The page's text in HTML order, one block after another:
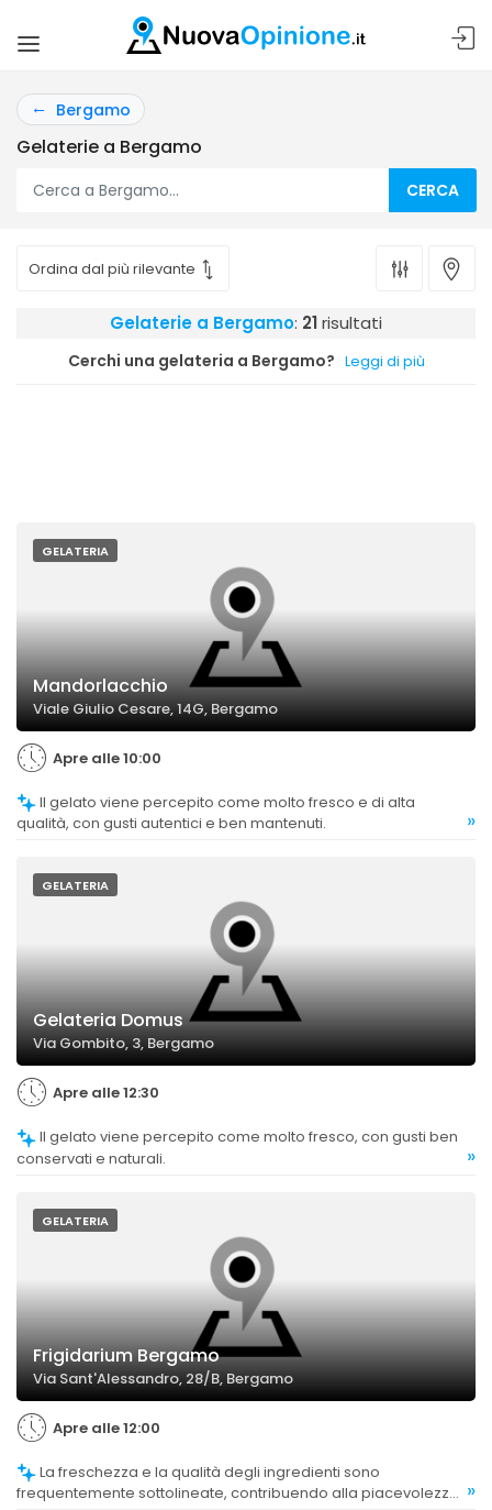
Bergamo
Gelaterie a Bergamo
CERCA
Gelaterie a Bergamo: 21risultati
Cerchi una gelateria a Bergamo? Leggi di più
GELATERIA
Mandorlacchio
Viale Giulio Cesare, 14G, Bergamo
Apre alle 10:00
qualità, con gusti autentici e ben mantenuti.
»
GELATERIA
Gelateria Domus
Via Gombito, 3, Bergamo
Apre alle 12:30
conservati e naturali.
»
GELATERIA
Frigidarium Bergamo
Via Sant'Alessandro, 28/B, Bergamo
Apre alle 12:00
frequentemente sottolineate, contribuendo alla piacevolezza »